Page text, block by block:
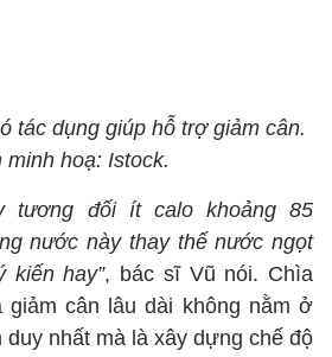
tác dụng giúp hỗ trợ giảm cân.
minh hoạ: Istock.
tương đối ít calo khoảng 85
nước này thay thế nước ngọt
kiến hay”, bác sĩ Vũ nói. Chìa
giảm cân lâu dài không nằm ở
duy nhất mà là xây dựng chế độ